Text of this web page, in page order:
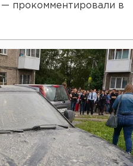
— прокомментировали в